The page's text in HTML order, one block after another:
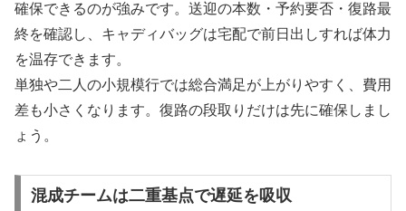
確保できるのが強みです。送迎の本数・予約要否・復路最
終を確認し、キャディバッグは宅配で前日出しすれば体力
を温存できます。
単独や二人の小規模行では総合満足が上がりやすく、費用
差も小さくなります。復路の段取りだけは先に確保しまし
ょう。
混成チームは二重基点で遅延を吸収